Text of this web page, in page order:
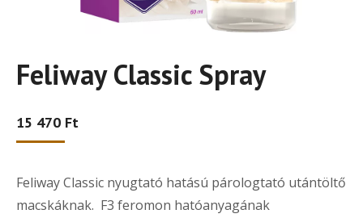
Feliway Classic Spray
15 470 Ft
Feliway Classic nyugtató hatású párologtató utántöltő
macskáknak. F3 feromon hatóanyagának